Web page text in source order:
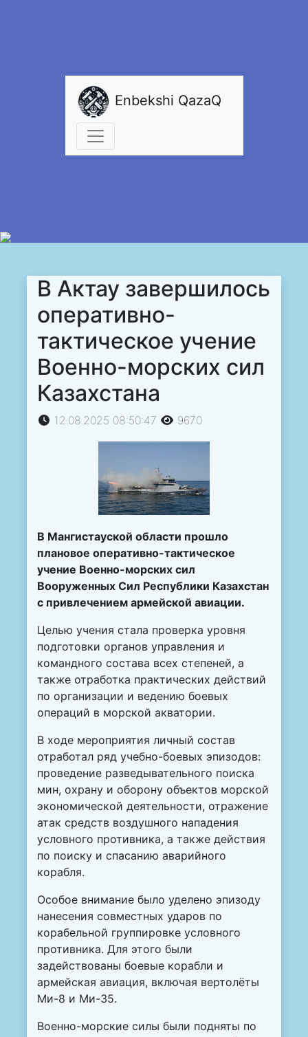
Enbekshi QazaQ
В Актау завершилось
оперативно-
тактическое учение
Военно-морских сил
Казахстана
12.08.2025 08:50:47 9670
В Мангистауской области прошло
плановое оперативно-тактическое
учение Военно-морских сил
Вооруженных Сил Республики Казахстан
с привлечением армейской авиации.
Целью учения стала проверка уровня
подготовки органов управления и
командного состава всех степеней, а
также отработка практических действий
по организации и ведению боевых
операций в морской акватории.
В ходе мероприятия личный состав
отработал ряд учебно-боевых эпизодов:
проведение разведывательного поиска
мин, охрану и оборону объектов морской
экономической деятельности, отражение
атак средств воздушного нападения
условного противника, а также действия
по поиску и спасанию аварийного
корабля.
Особое внимание было уделено эпизоду
нанесения совместных ударов по
корабельной группировке условного
противника. Для этого были
задействованы боевые корабли и
армейская авиация, включая вертолёты
Ми-8 и Ми-35.
Военно-морские силы были подняты по